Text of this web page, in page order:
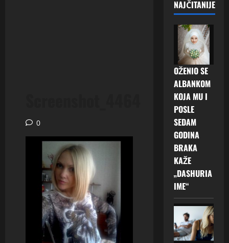
0
NAJČITANIJE
OŽENIO SE
ALBANKOM
KOJA MU I
POSLE
SEDAM
GODINA
BRAKA
KAŽE
„DASHURIA
IME“